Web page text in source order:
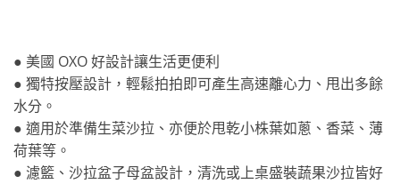
● 美國 OXO 好設計讓生活更便利
● 獨特按壓設計，輕鬆拍拍即可產生高速離心力、甩出多餘
水分。
● 適用於準備生菜沙拉、亦便於甩乾小株葉如蔥、香菜、薄
荷葉等。
● 濾籃、沙拉盆子母盆設計，清洗或上桌盛裝蔬果沙拉皆好